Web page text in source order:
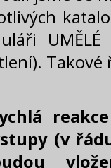
UMĚLÉ
(v